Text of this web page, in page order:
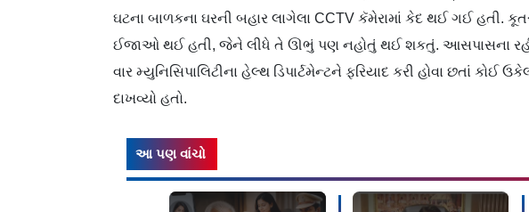
ઘટના બાળકના ઘરની બહાર લાગેલા CCTV કૅમેરામાં કેદ થઈ ગઈ હતી.
ઈજાઓ થઈ હતી, જેને લીધે તે ઊભું પણ નહોતું થઈ શકતું. આસપાસના
વાર મ્યુનિસિપાલિટીના હેલ્થ ડિપાર્ટમેન્ટને ફરિયાદ કરી હોવા છતાં કોઈ
દાખવ્યો હતો.
આ પણ વાંચો